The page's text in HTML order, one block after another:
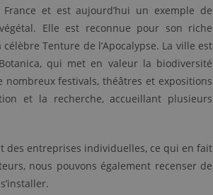
et est aujourd’hui un exemple de
Elle est reconnue pour son riche
Tenture de l’Apocalypse. La ville est
qui met en valeur la biodiversité
festivals, théâtres et expositions
et la recherche, accueillant plusieurs
des entreprises individuelles, ce qui en fait
nous pouvons également recenser de